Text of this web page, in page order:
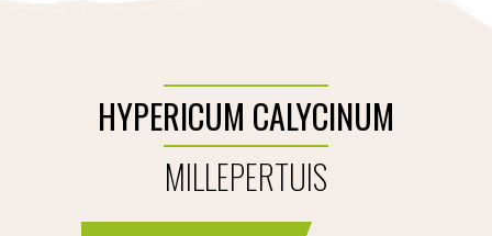
HYPERICUM CALYCINUM
MILLEPERTUIS